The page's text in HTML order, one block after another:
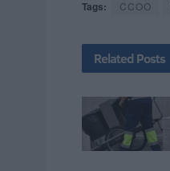
Tags: CCOO
Related Posts